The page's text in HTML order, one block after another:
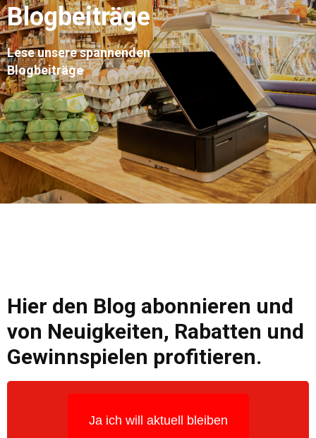
Blogbeiträge
Lese unsere spannenden
Blogbeiträge
Hier den Blog abonnieren und
von Neuigkeiten, Rabatten und
Gewinnspielen profitieren.
Ja ich will aktuell bleiben